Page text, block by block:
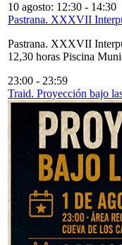
10 agosto: 12:30 - 14:30
Pastrana. XXXVII
Pastrana. XXXVII
12,30 horas Piscina
23:00 - 23:59
Traid. Proyección bajo